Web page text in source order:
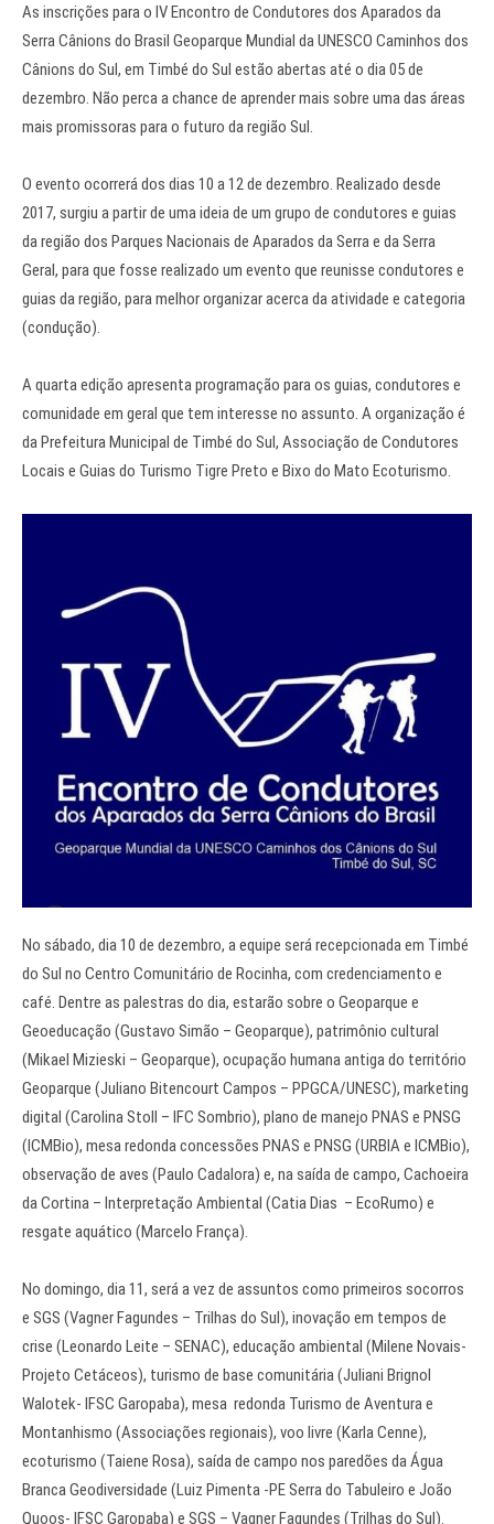
As inscrições para o IV Encontro de Condutores dos Aparados da
Serra Cânions do Brasil Geoparque Mundial da UNESCO Caminhos dos
Cânions do Sul, em Timbé do Sul estão abertas até o dia 05 de
dezembro. Não perca a chance de aprender mais sobre uma das áreas
mais promissoras para o futuro da região Sul.
O evento ocorrerá dos dias 10 a 12 de dezembro. Realizado desde
2017, surgiu a partir de uma ideia de um grupo de condutores e guias
da região dos Parques Nacionais de Aparados da Serra e da Serra
Geral, para que fosse realizado um evento que reunisse condutores e
guias da região, para melhor organizar acerca da atividade e categoria
(condução).
A quarta edição apresenta programação para os guias, condutores e
comunidade em geral que tem interesse no assunto. A organização é
da Prefeitura Municipal de Timbé do Sul, Associação de Condutores
Locais e Guias do Turismo Tigre Preto e Bixo do Mato Ecoturismo.
No sábado, dia 10 de dezembro, a equipe será recepcionada em Timbé
do Sul no Centro Comunitário de Rocinha, com credenciamento e
café. Dentre as palestras do dia, estarão sobre o Geoparque e
Geoeducação (Gustavo Simão – Geoparque), patrimônio cultural
(Mikael Mizieski – Geoparque), ocupação humana antiga do território
Geoparque (Juliano Bitencourt Campos – PPGCA/UNESC), marketing
digital (Carolina Stoll – IFC Sombrio), plano de manejo PNAS e PNSG
(ICMBio), mesa redonda concessões PNAS e PNSG (URBIA e ICMBio),
observação de aves (Paulo Cadalora) e, na saída de campo, Cachoeira
da Cortina – Interpretação Ambiental (Catia Dias – EcoRumo) e
resgate aquático (Marcelo França).
No domingo, dia 11, será a vez de assuntos como primeiros socorros
e SGS (Vagner Fagundes – Trilhas do Sul), inovação em tempos de
crise (Leonardo Leite – SENAC), educação ambiental (Milene Novais-
Projeto Cetáceos), turismo de base comunitária (Juliani Brignol
Walotek- IFSC Garopaba), mesa redonda Turismo de Aventura e
Montanhismo (Associações regionais), voo livre (Karla Cenne),
ecoturismo (Taiene Rosa), saída de campo nos paredões da Água
Branca Geodiversidade (Luiz Pimenta -PE Serra do Tabuleiro e João
Quoos- IFSC Garopaba) e SGS – Vagner Fagundes (Trilhas do Sul).